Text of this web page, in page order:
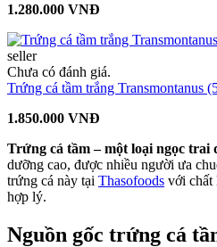
1.280.000 VNĐ
seller
Chưa có đánh giá.
Trứng cá tầm trắng Transmontanus
1.850.000 VNĐ
Trứng cá tầm – một loại ngọc trai
dưỡng cao, được nhiều người ưa
trứng cá này tại Thasofoods với chất
hợp lý.
Nguồn gốc trứng cá